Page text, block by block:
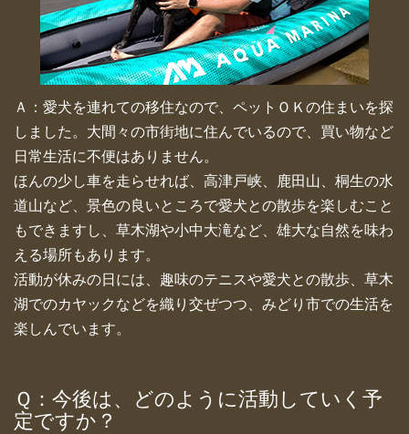
Ａ：愛犬を連れての移住なので、ペットＯＫの住まいを探
しました。大間々の市街地に住んでいるので、買い物など
日常生活に不便はありません。
ほんの少し車を走らせれば、高津戸峡、鹿田山、桐生の水
道山など、景色の良いところで愛犬との散歩を楽しむこと
もできますし、草木湖や小中大滝など、雄大な自然を味わ
える場所もあります。
活動が休みの日には、趣味のテニスや愛犬との散歩、草木
湖でのカヤックなどを織り交ぜつつ、みどり市での生活を
楽しんでいます。
Ｑ：今後は、どのように活動していく予
定ですか？